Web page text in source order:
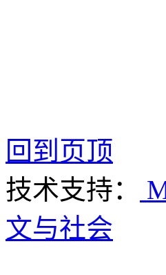
回到页顶
技术支持：
文与社会